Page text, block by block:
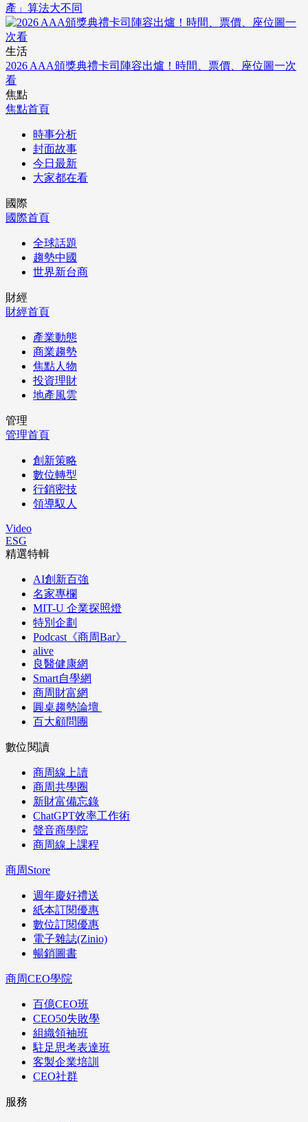
產」算法大不同
生活
2026 AAA頒獎典禮卡司陣容出爐！時間、票價、座位圖一次
看
焦點
焦點首頁
時事分析
封面故事
今日最新
大家都在看
國際
國際首頁
全球話題
趨勢中國
世界新台商
財經
財經首頁
產業動態
商業趨勢
焦點人物
投資理財
地產風雲
管理
管理首頁
創新策略
數位轉型
行銷密技
領導馭人
Video
ESG
精選特輯
AI創新百強
名家專欄
MIT-U 企業探照燈
特別企劃
Podcast《商周Bar》
alive
良醫健康網
Smart自學網
商周財富網
圓桌趨勢論壇
百大顧問團
數位閱讀
商周線上讀
商周共學圈
新財富備忘錄
ChatGPT效率工作術
聲音商學院
商周線上課程
商周Store
週年慶好禮送
紙本訂閱優惠
數位訂閱優惠
電子雜誌(Zinio)
暢銷圖書
商周CEO學院
百億CEO班
CEO50失敗學
組織領袖班
駐足思考表達班
客製企業培訓
CEO社群
服務